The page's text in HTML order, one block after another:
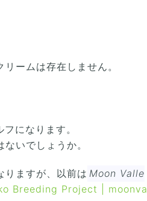
ームは存在しません。
になります。
いでしょうか。
りますが、以前は Moon Valle
Breeding Project | moonva